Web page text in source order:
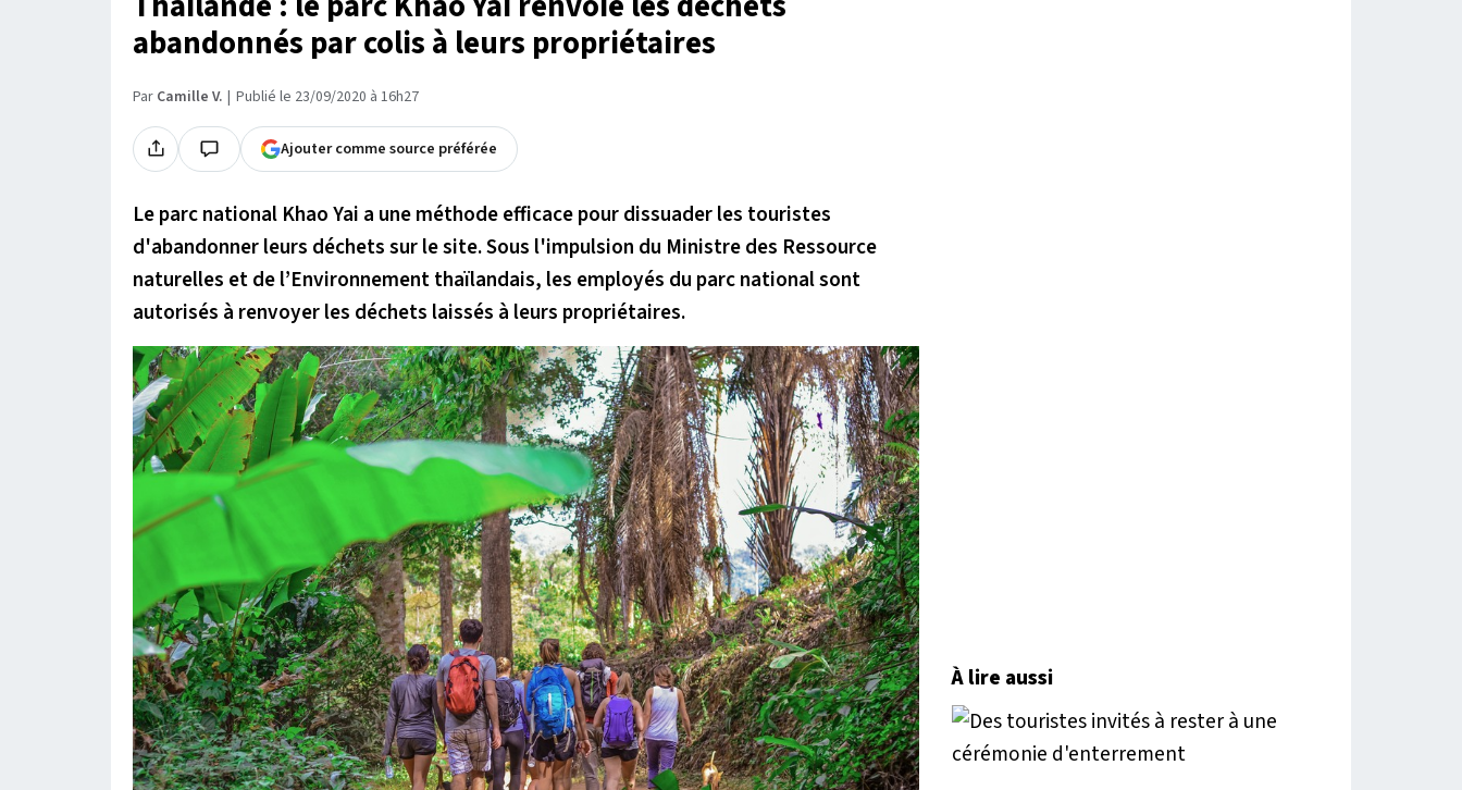
abandonnés par colis à leurs propriétaires
Par Camille V. Publié le 23/09/2020 à 16h27
Ajouter comme source préférée
Le parc national Khao Yai a une méthode efficace pour dissuader les touristes
d'abandonner leurs déchets sur le site. Sous l'impulsion du Ministre des Ressource
naturelles et de l’Environnement thaïlandais, les employés du parc national sont
autorisés à renvoyer les déchets laissés à leurs propriétaires.
À lire aussi